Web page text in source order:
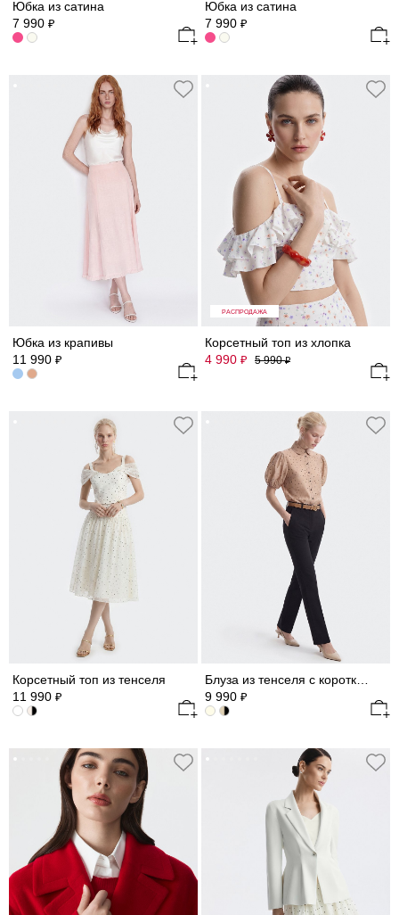
Юбка из сатина
7 990 ₽
Юбка из сатина
7 990 ₽
Юбка из крапивы
11 990 ₽
РАСПРОДАЖА
Корсетный топ из хлопка
4 990 ₽ 5 990₽
Корсетный топ из тенселя
11 990 ₽
9 990 ₽